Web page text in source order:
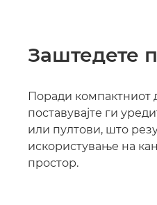
Заштедете
Поради компактниот
поставувајте ги
или пултови, што
искористување на
простор.